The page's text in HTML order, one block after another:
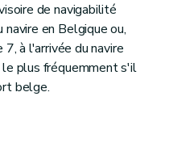
de navigabilité
en Belgique ou,
à l'arrivée du navire
plus fréquemment s'il
belge.